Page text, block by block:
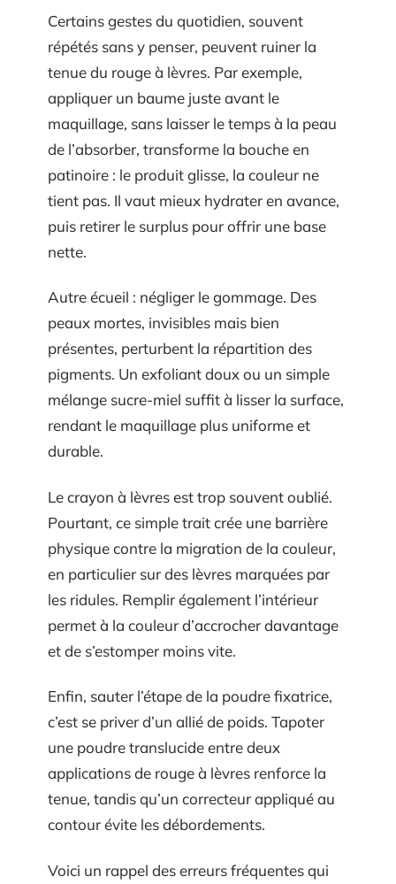
Certains gestes du quotidien, souvent
répétés sans y penser, peuvent ruiner la
tenue du rouge à lèvres. Par exemple,
appliquer un baume juste avant le
maquillage, sans laisser le temps à la peau
de l’absorber, transforme la bouche en
patinoire : le produit glisse, la couleur ne
tient pas. Il vaut mieux hydrater en avance,
puis retirer le surplus pour offrir une base
nette.
Autre écueil : négliger le gommage. Des
peaux mortes, invisibles mais bien
présentes, perturbent la répartition des
pigments. Un exfoliant doux ou un simple
mélange sucre-miel suffit à lisser la surface,
rendant le maquillage plus uniforme et
durable.
Le crayon à lèvres est trop souvent oublié.
Pourtant, ce simple trait crée une barrière
physique contre la migration de la couleur,
en particulier sur des lèvres marquées par
les ridules. Remplir également l’intérieur
permet à la couleur d’accrocher davantage
et de s’estomper moins vite.
Enfin, sauter l’étape de la poudre fixatrice,
c’est se priver d’un allié de poids. Tapoter
une poudre translucide entre deux
applications de rouge à lèvres renforce la
tenue, tandis qu’un correcteur appliqué au
contour évite les débordements.
Voici un rappel des erreurs fréquentes qui